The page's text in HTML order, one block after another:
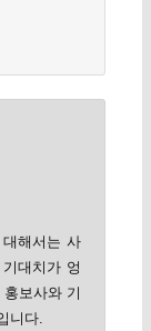
대해서는 사
대치가 엉
보사와 기
니다.